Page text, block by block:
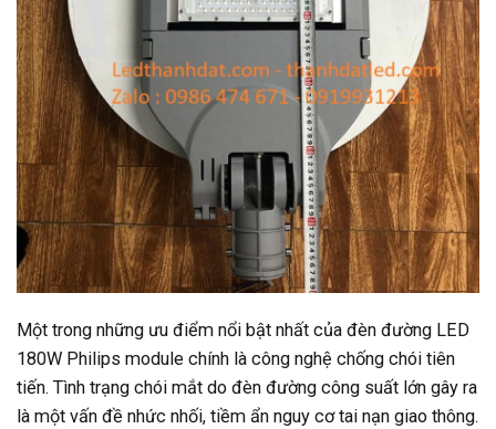
Một trong những ưu điểm nổi bật nhất của đèn đường LED
180W Philips module chính là công nghệ chống chói tiên
tiến. Tình trạng chói mắt do đèn đường công suất lớn gây ra
là một vấn đề nhức nhối, tiềm ẩn nguy cơ tai nạn giao thông.